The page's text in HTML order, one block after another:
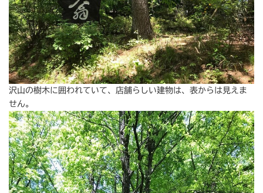
沢山の樹木に囲われていて、店舗らしい建物は、表からは見えま
せん。